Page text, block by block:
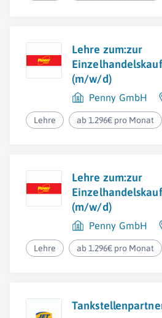
Lehre zum:zur
(m/w/d)
Penny GmbH
Lehre ab 1.296€ pro Monat
Lehre zum:zur
(m/w/d)
Penny GmbH
Lehre ab 1.296€ pro Monat